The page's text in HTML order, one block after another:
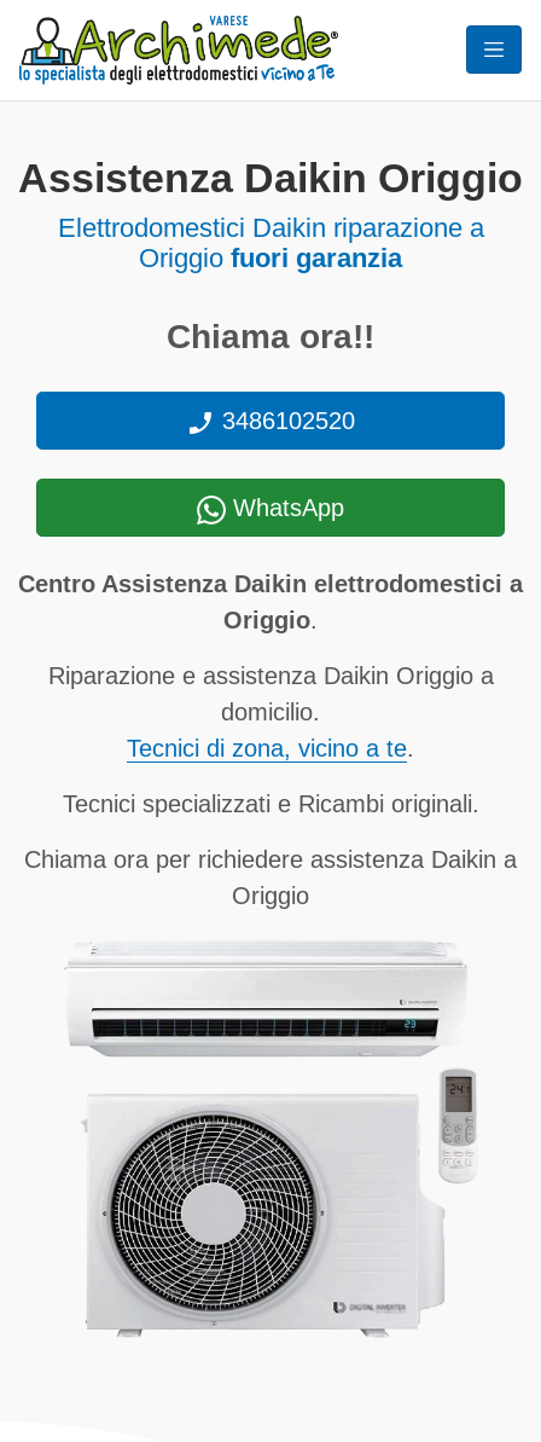
Assistenza Daikin Origgio
Elettrodomestici Daikin riparazione a
Origgio fuori garanzia
Chiama ora!!
3486102520
WhatsApp
Centro Assistenza Daikin elettrodomestici a
Origgio.
Riparazione e assistenza Daikin Origgio a
domicilio.
Tecnici di zona, vicino a te.
Tecnici specializzati e Ricambi originali.
Chiama ora per richiedere assistenza Daikin a
Origgio